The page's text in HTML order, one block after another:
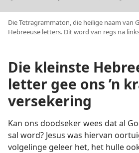
Die Tetragrammaton, die heilige naam van
Hebreeuse letters. Dit word van regs na
Die kleinste
letter gee ons ’n
versekering
Kan ons doodseker wees dat al
sal word? Jesus was hiervan
volgelinge geleer het, het hulle